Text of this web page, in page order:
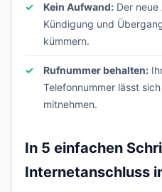
Kein Aufwand: Der
Kündigung und
kümmern.
Rufnummer behalten:
Telefonnummer lässt
mitnehmen.
In 5 einfachen
Internetanschluss